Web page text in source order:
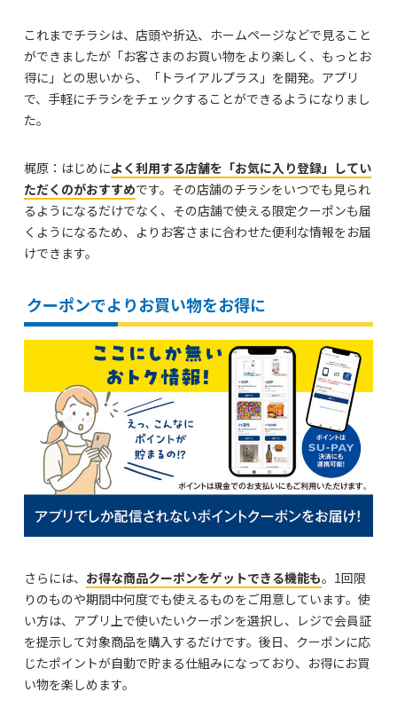
これまでチラシは、店頭や折込、ホームページなどで見ること
ができましたが「お客さまのお買い物をより楽しく、もっとお
得に」との思いから、「トライアルプラス」を開発。アプリ
で、手軽にチラシをチェックすることができるようになりまし
た。
梶原：はじめによく利用する店舗を「お気に入り登録」してい
ただくのがおすすめです。その店舗のチラシをいつでも見られ
るようになるだけでなく、その店舗で使える限定クーポンも届
くようになるため、よりお客さまに合わせた便利な情報をお届
けできます。
クーポンでよりお買い物をお得に
さらには、 お得な商品クーポンをゲットできる機能も。1回限
りのものや期間中何度でも使えるものをご用意しています。使
い方は、アプリ上で使いたいクーポンを選択し、レジで会員証
を提示して対象商品を購入するだけです。後日、クーポンに応
じたポイントが自動で貯まる仕組みになっており、お得にお買
い物を楽しめます。